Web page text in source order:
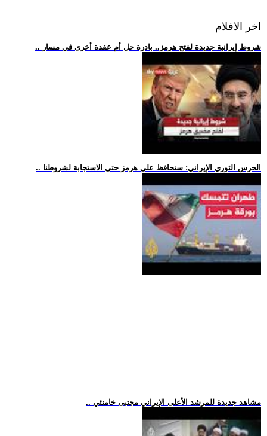
اخر الافلام
.. شروط إيرانية جديدة لفتح هرمز.. بادرة حل أم عقدة أخرى في مسار
.. الحرس الثوري الإيراني: سنحافظ على هرمز حتى الاستجابة لشروطنا
.. مشاهد جديدة للمرشد الأعلى الإيراني مجتبى خامنئي